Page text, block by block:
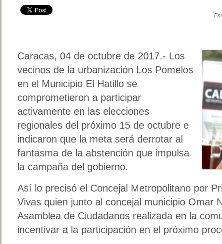
Caracas, 04 de octubre de 2017.- Los
vecinos de la urbanización Los Pomelos
en el Municipio El Hatillo se
comprometieron a participar
activamente en las elecciones
regionales del próximo 15 de octubre e
indicaron que la meta será derrotar al
fantasma de la abstención que impulsa
la campaña del gobierno.
Así lo precisó el Concejal Metropolitano por
Vivas quien junto al concejal municipio Omar
Asamblea de Ciudadanos realizada en la
incentivar a la participación en el próximo